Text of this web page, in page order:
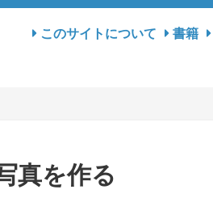
このサイトについて 書籍
真を作る